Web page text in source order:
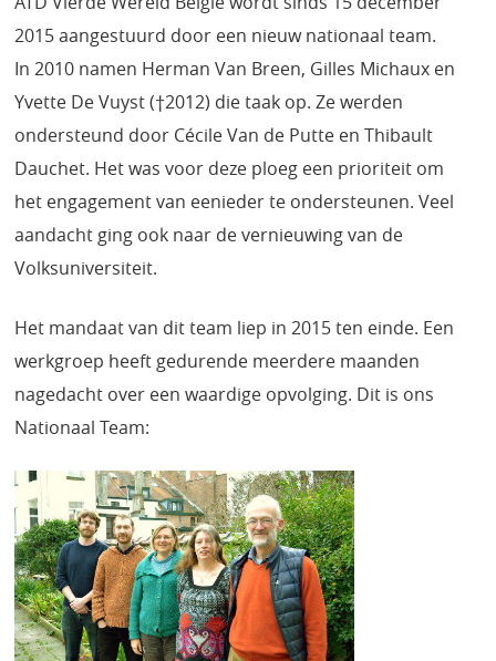
2015 aangestuurd door een nieuw nationaal team.
In 2010 namen Herman Van Breen, Gilles Michaux en
Yvette De Vuyst (†2012) die taak op. Ze werden
ondersteund door Cécile Van de Putte en Thibault
Dauchet. Het was voor deze ploeg een prioriteit om
het engagement van eenieder te ondersteunen. Veel
aandacht ging ook naar de vernieuwing van de
Volksuniversiteit.
Het mandaat van dit team liep in 2015 ten einde. Een
werkgroep heeft gedurende meerdere maanden
nagedacht over een waardige opvolging. Dit is ons
Nationaal Team: